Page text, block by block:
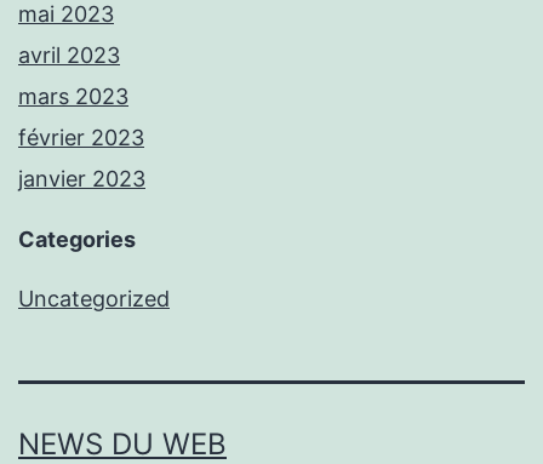
mai 2023
avril 2023
mars 2023
février 2023
janvier 2023
Categories
Uncategorized
NEWS DU WEB